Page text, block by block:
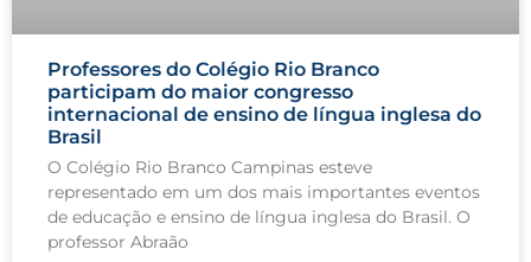
Professores do Colégio Rio Branco
participam do maior congresso
internacional de ensino de língua inglesa do
Brasil
O Colégio Rio Branco Campinas esteve
representado em um dos mais importantes eventos
de educação e ensino de língua inglesa do Brasil. O
professor Abraão